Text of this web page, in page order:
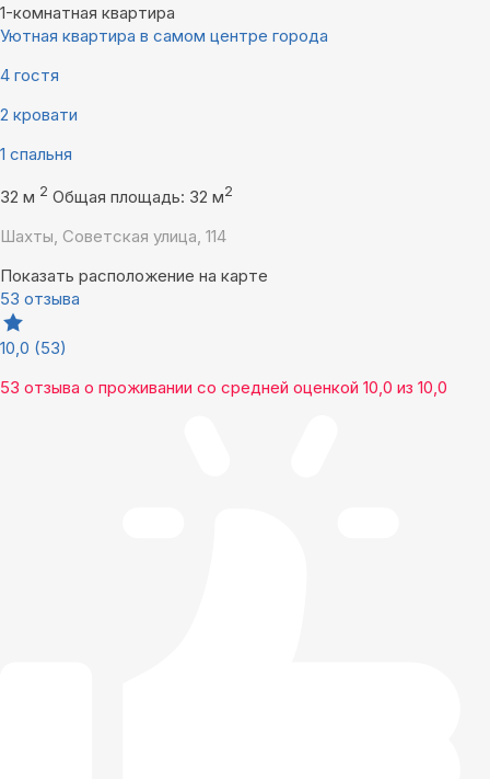
1-комнатная квартира
Уютная квартира в самом центре города
4 гостя
2 кровати
1 спальня
32 м 2 Общая площадь: 32 м2
Шахты, Советская улица, 114
Показать расположение на карте
53 отзыва
10,0 (53)
53 отзыва о проживании со средней оценкой 10,0 из 10,0